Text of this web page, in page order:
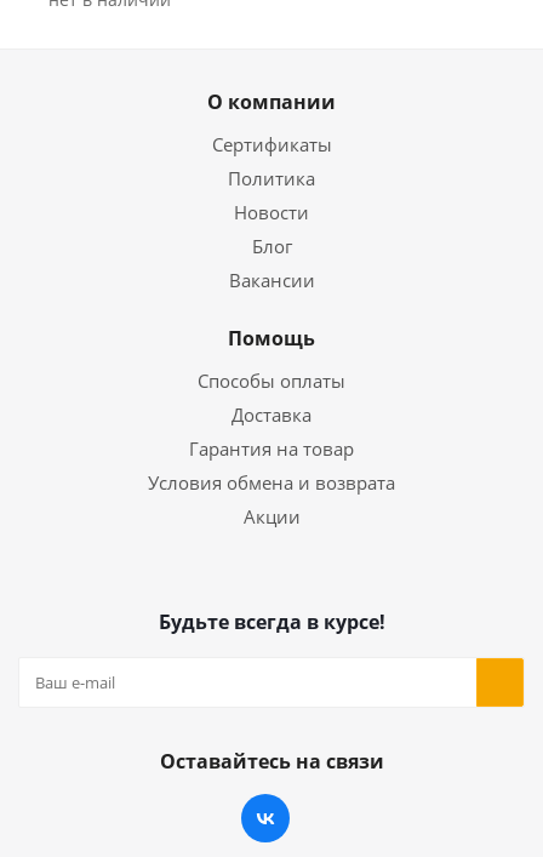
О компании
Сертификаты
Политика
Новости
Блог
Вакансии
Помощь
Способы оплаты
Доставка
Гарантия на товар
Условия обмена и возврата
Акции
Будьте всегда в курсе!
Оставайтесь на связи